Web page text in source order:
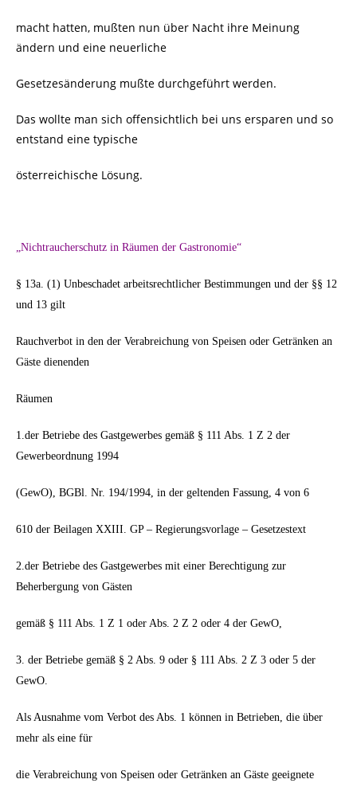
macht hatten, mußten nun über Nacht ihre Meinung
ändern und eine neuerliche
Gesetzesänderung mußte durchgeführt werden.
Das wollte man sich offensichtlich bei uns ersparen und so
entstand eine typische
österreichische Lösung.
„Nichtraucherschutz in Räumen der Gastronomie“
§ 13a. (1) Unbeschadet arbeitsrechtlicher Bestimmungen und der §§ 12
und 13 gilt
Rauchverbot in den der Verabreichung von Speisen oder Getränken an
Gäste dienenden
Räumen
1.der Betriebe des Gastgewerbes gemäß § 111 Abs. 1 Z 2 der
Gewerbeordnung 1994
(GewO), BGBl. Nr. 194/1994, in der geltenden Fassung, 4 von 6
610 der Beilagen XXIII. GP – Regierungsvorlage – Gesetzestext
2.der Betriebe des Gastgewerbes mit einer Berechtigung zur
Beherbergung von Gästen
gemäß § 111 Abs. 1 Z 1 oder Abs. 2 Z 2 oder 4 der GewO,
3. der Betriebe gemäß § 2 Abs. 9 oder § 111 Abs. 2 Z 3 oder 5 der
GewO.
Als Ausnahme vom Verbot des Abs. 1 können in Betrieben, die über
mehr als eine für
die Verabreichung von Speisen oder Getränken an Gäste geeignete